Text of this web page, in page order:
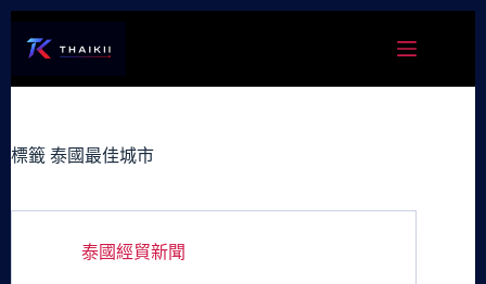
容
標籤 泰國最佳城市
泰國經貿新聞